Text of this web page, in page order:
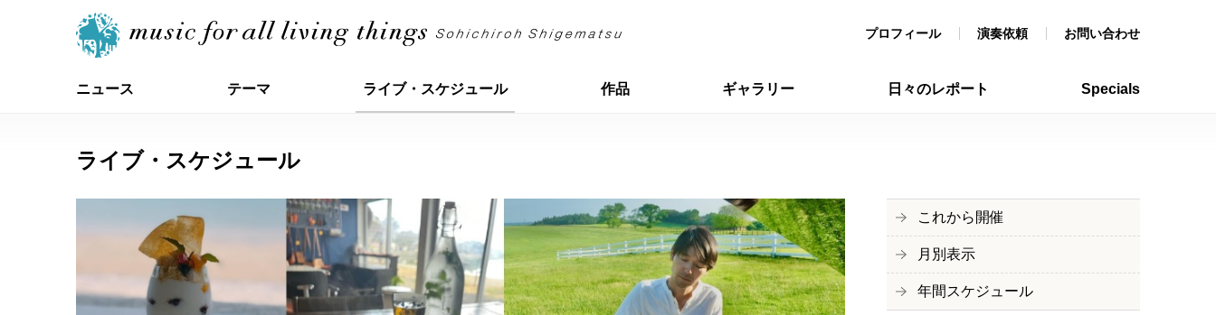
プロフィール 演奏依頼 お問い合わせ
ニュース テーマ ライブ・スケジュール 作品 ギャラリー 日々のレポート Specials
ライブ・スケジュール
これから開催
月別表示
年間スケジュール